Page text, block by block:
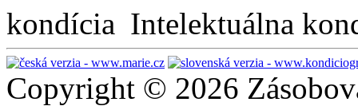
Intelektuálna
Copyright © 2026